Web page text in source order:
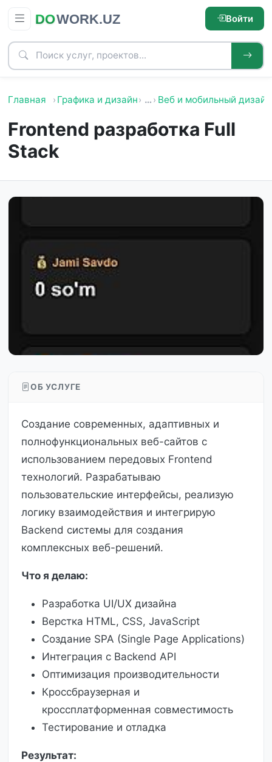
Войти
Главная Графика и дизайн … Веб и мобильный дизайн
Frontend разработка Full
Stack
ОБ УСЛУГЕ
Создание современных, адаптивных и
полнофункциональных веб-сайтов с
использованием передовых Frontend
технологий. Разрабатываю
пользовательские интерфейсы, реализую
логику взаимодействия и интегрирую
Backend системы для создания
комплексных веб-решений.
Что я делаю:
Разработка UI/UX дизайна
Верстка HTML, CSS, JavaScript
Создание SPA (Single Page Applications)
Интеграция с Backend API
Оптимизация производительности
Кроссбраузерная и
кроссплатформенная совместимость
Тестирование и отладка
Результат: